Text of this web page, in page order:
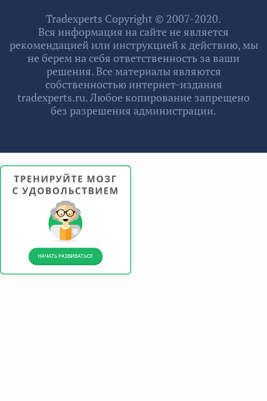
Tradexperts Copyright © 2007-2020.
Вся информация на сайте не является
рекомендацией или инструкцией к действию, мы
не берем на себя ответственность за ваши
решения. Все материалы являются
собственностью интернет-издания
tradexperts.ru. Любое копирование запрещено
без разрешения администрации.